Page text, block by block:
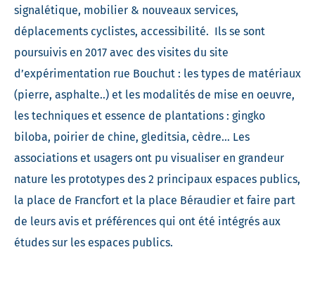
signalétique, mobilier & nouveaux services,
déplacements cyclistes, accessibilité. Ils se sont
poursuivis en 2017 avec des visites du site
d’expérimentation rue Bouchut : les types de matériaux
(pierre, asphalte..) et les modalités de mise en oeuvre,
les techniques et essence de plantations : gingko
biloba, poirier de chine, gleditsia, cèdre… Les
associations et usagers ont pu visualiser en grandeur
nature les prototypes des 2 principaux espaces publics,
la place de Francfort et la place Béraudier et faire part
de leurs avis et préférences qui ont été intégrés aux
études sur les espaces publics.